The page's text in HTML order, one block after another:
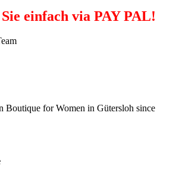
einfach via PAY PAL!
Boutique for Women in Gütersloh since